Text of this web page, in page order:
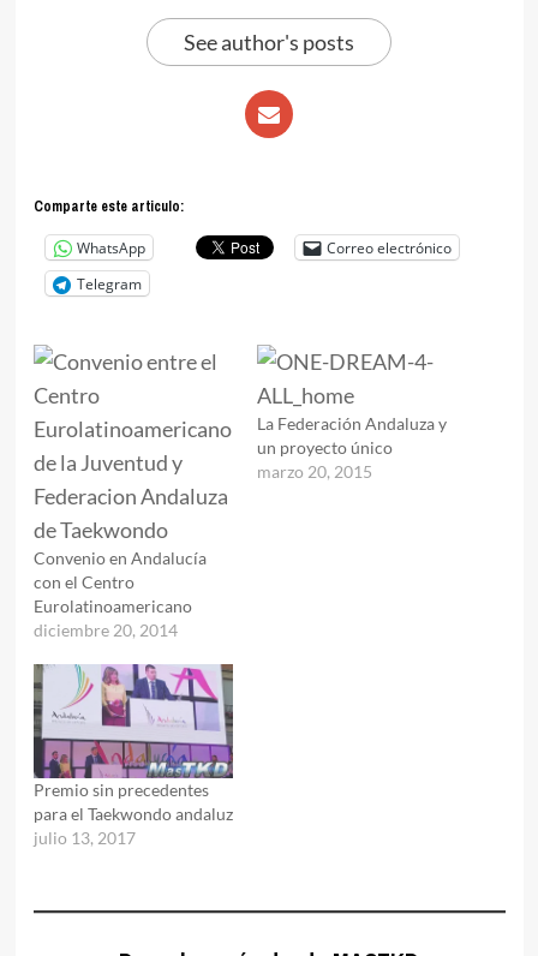
See author's posts
Comparte este articulo:
WhatsApp
Correo electrónico
Telegram
Convenio en Andalucía
con el Centro
Eurolatinoamericano
diciembre 20, 2014
La Federación Andaluza y
un proyecto único
marzo 20, 2015
Premio sin precedentes
para el Taekwondo andaluz
julio 13, 2017